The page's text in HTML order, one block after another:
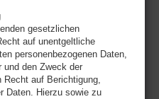
gesetzlichen
auf unentgeltliche
personenbezogenen Daten,
und den Zweck der
Recht auf Berichtigung,
Daten. Hierzu sowie zu